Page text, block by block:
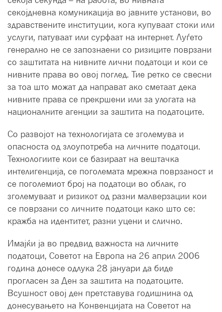
секојдневна комуникација во јавните установи, во
здравствените институции, кога купуваат стоки или
услуги, патуваат или сурфаат на интернет. Луѓето
генерално не се запознаени со ризиците поврзани
со заштитата на нивните лични податоци и кои се
нивните права во овој поглед. Тие ретко се свесни
за тоа што можат да направат ако сметаат дека
нивните права се прекршени или за улогата на
националните агенции за заштита на податоците.
Со развојот на технологијата се зголемува и
опасноста од злоупотреба на личните податоци.
Технологиите кои се базираат на вештачка
интелигенција, се поголемата мрежна поврзаност и
се поголемиот број на податоци во облак, го
зголемуваат и ризикот од разни малверзации кои
се поврзани со личните податоци како што се:
кражба на идентитет, разни уцени и слично.
Имајќи ја во предвид важноста на личните
податоци, Советот на Европа на 26 април 2006
година донесе одлука 28 јануари да биде
прогласен за Ден за заштита на податоците.
Всушност овој ден претставува годишнина од
донесувањето на Конвенцијата на Советот на